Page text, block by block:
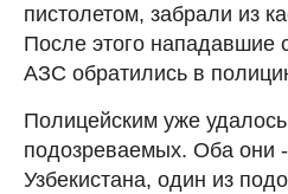
пистолетом, забрали из
После этого нападавшие
АЗС обратились в
Полицейским уже
подозреваемых. Оба они
Узбекистана, один из